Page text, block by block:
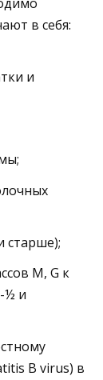
в себя:
и
старше);
M, G к
½ и
B virus) в